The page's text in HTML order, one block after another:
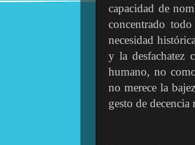
capacidad de
concentrado
necesidad
y la desfachatez
humano, no
no merece la
gesto de